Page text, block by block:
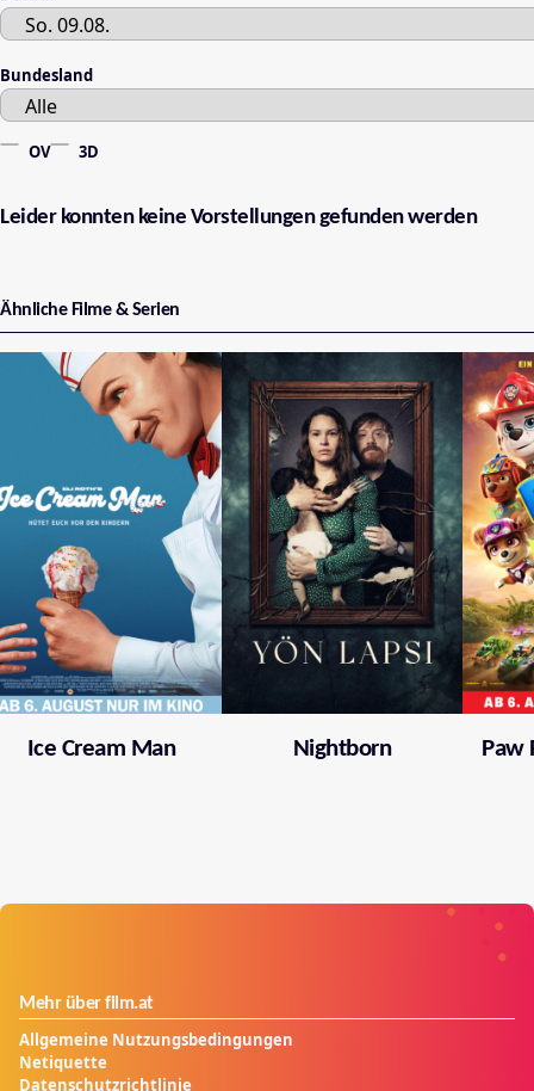
Bundesland
OV 3D
Leider konnten keine Vorstellungen gefunden werden
Ähnliche Filme & Serien
Ice Cream Man Nightborn Paw
Mehr über film.at
Allgemeine Nutzungsbedingungen
Netiquette
Datenschutzrichtlinie